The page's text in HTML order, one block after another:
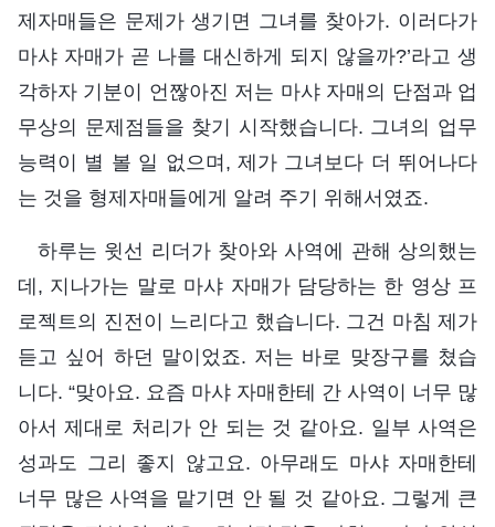
제자매들은 문제가 생기면 그녀를 찾아가. 이러다가
마샤 자매가 곧 나를 대신하게 되지 않을까?’라고 생
각하자 기분이 언짢아진 저는 마샤 자매의 단점과 업
무상의 문제점들을 찾기 시작했습니다. 그녀의 업무
능력이 별 볼 일 없으며, 제가 그녀보다 더 뛰어나다
는 것을 형제자매들에게 알려 주기 위해서였죠.
하루는 윗선 리더가 찾아와 사역에 관해 상의했는
데, 지나가는 말로 마샤 자매가 담당하는 한 영상 프
로젝트의 진전이 느리다고 했습니다. 그건 마침 제가
듣고 싶어 하던 말이었죠. 저는 바로 맞장구를 쳤습
니다. “맞아요. 요즘 마샤 자매한테 간 사역이 너무 많
아서 제대로 처리가 안 되는 것 같아요. 일부 사역은
성과도 그리 좋지 않고요. 아무래도 마샤 자매한테
너무 많은 사역을 맡기면 안 될 것 같아요. 그렇게 큰